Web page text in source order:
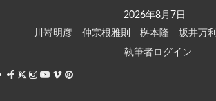
キ
2026年8月7日
川嵜明彦
仲宗根雅則 桝本隆 坂井万
執筆者ログイン
Facebook
X Instagram
Youtube
VimeoPinterest